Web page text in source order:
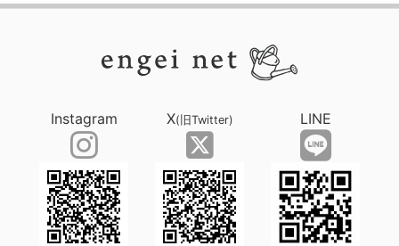
Instagram X(旧Twitter) LINE